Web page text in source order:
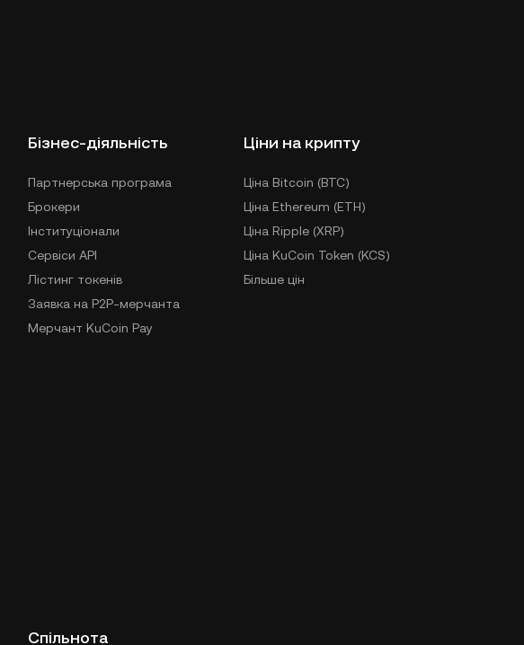
Бізнес-діяльність
Партнерська програма
Брокери
Інституціонали
Сервіси API
Лістинг токенів
Заявка на P2P-мерчанта
Мерчант KuCoin Pay
Ціни на крипту
Ціна Bitcoin (BTC)
Ціна Ethereum (ETH)
Ціна Ripple (XRP)
Ціна KuCoin Token (KCS)
Більше цін
Спільнота